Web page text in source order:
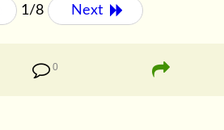
1/8 Next
0